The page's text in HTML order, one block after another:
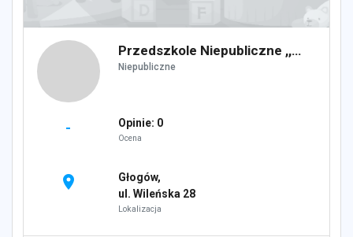
Przedszkole Niepubliczne ,,POZIOMKA"
Niepubliczne
- Opinie: 0
Ocena
location_on
Głogów,
ul. Wileńska 28
Lokalizacja